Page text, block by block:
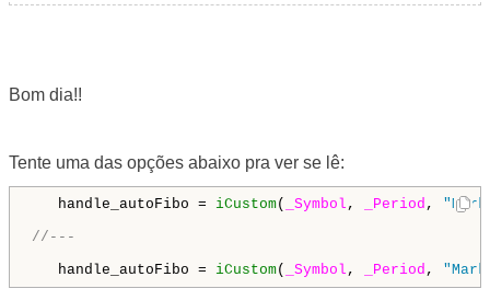
Bom dia!!
Tente uma das opções abaixo pra ver se lê:
handle_autoFibo = iCustom( _Symbol , _Period ,
//---
handle_autoFibo = iCustom( _Symbol , _Period ,